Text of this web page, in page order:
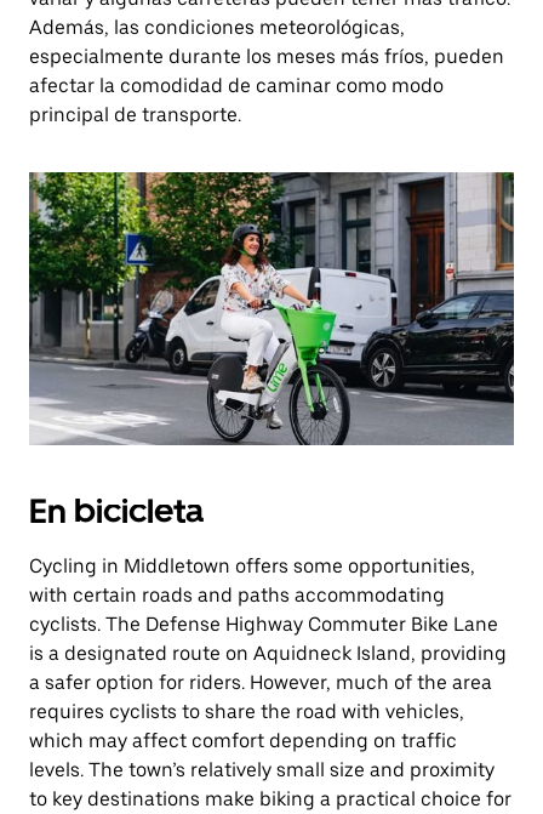
Además, las condiciones meteorológicas,
especialmente durante los meses más fríos, pueden
afectar la comodidad de caminar como modo
principal de transporte.
En bicicleta
Cycling in Middletown offers some opportunities,
with certain roads and paths accommodating
cyclists. The Defense Highway Commuter Bike Lane
is a designated route on Aquidneck Island, providing
a safer option for riders. However, much of the area
requires cyclists to share the road with vehicles,
which may affect comfort depending on traffic
levels. The town’s relatively small size and proximity
to key destinations make biking a practical choice for